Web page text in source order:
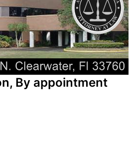
By appointment